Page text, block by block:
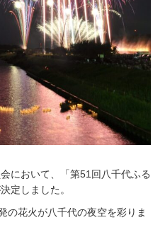
において、「第51回八千代ふる
定しました。
の花火が八千代の夜空を彩りま